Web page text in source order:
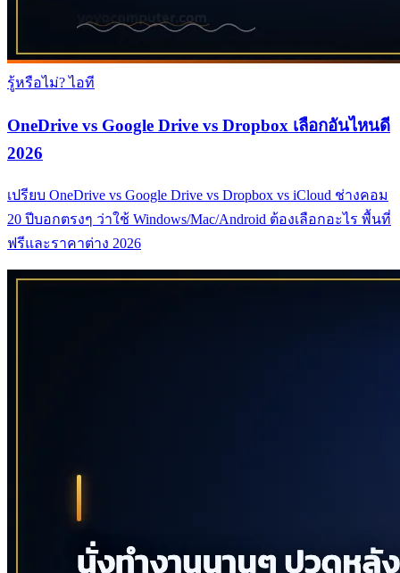
รู้หรือไม่? ไอที
OneDrive vs Google Drive vs Dropbox เลือกอันไหนดี
2026
เปรียบ OneDrive vs Google Drive vs Dropbox vs iCloud ช่างคอม
20 ปีบอกตรงๆ ว่าใช้ Windows/Mac/Android ต้องเลือกอะไร พื้นที่
ฟรีและราคาต่าง 2026